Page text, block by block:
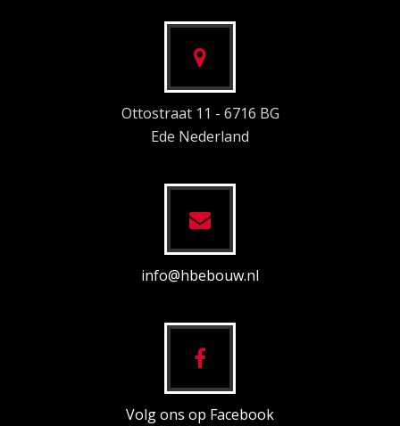
Ottostraat 11 - 6716 BG
Ede Nederland
info@hbebouw.nl
Volg ons op Facebook